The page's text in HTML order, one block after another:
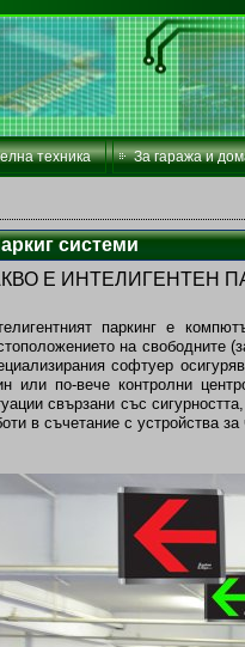
техника За гаража и
системи
Е ИНТЕЛИГЕНТЕН
паркинг е
на свободните
софтуер
или по-вече контролни
свързани със
в съчетание с устройства